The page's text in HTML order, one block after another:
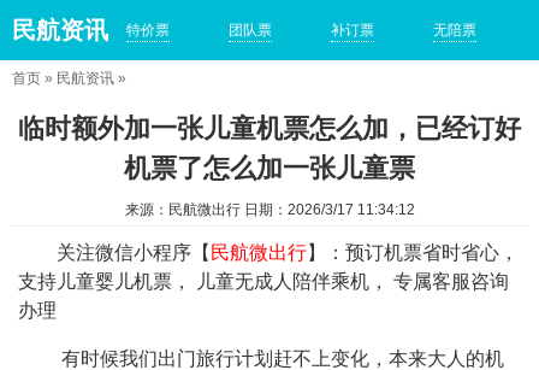
民航资讯 特价票 团队票 补订票 无陪票
首页 » 民航资讯 »
临时额外加一张儿童机票怎么加，已经订好
机票了怎么加一张儿童票
来源：民航微出行 日期：2026/3/17 11:34:12
关注微信小程序【 民航微出行】：预订机票省时省心，
支持儿童婴儿机票， 儿童无成人陪伴乘机， 专属客服咨询
办理
有时候我们出门旅行计划赶不上变化，本来大人的机